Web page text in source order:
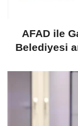
AFAD ile
Belediyesi